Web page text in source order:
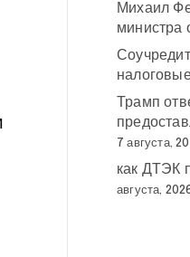
Михаил
министра
Трамп
7 августа,
как ДТЭК
августа,